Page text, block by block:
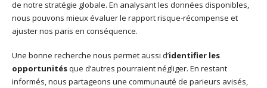
de notre stratégie globale. En analysant les données disponibles,
nous pouvons mieux évaluer le rapport risque-récompense et
ajuster nos paris en conséquence.
Une bonne recherche nous permet aussi d’identifier les
opportunitésque d’autres pourraient négliger. En restant
informés, nous partageons une communauté de parieurs avisés,